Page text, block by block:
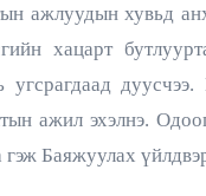
ажлуудын хувьд
хацарт
ажил эхэлнэ.
гэж Баяжуулах